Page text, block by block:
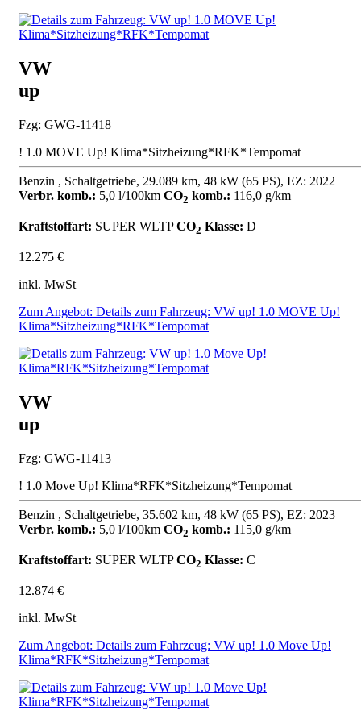
VW
up
Fzg: GWG-11418
! 1.0 MOVE Up! Klima*Sitzheizung*RFK*Tempomat
Benzin , Schaltgetriebe, 29.089 km, 48 kW (65 PS), EZ: 2022
Verbr. komb.: 5,0 l/100km CO2 komb.: 116,0 g/km
Kraftstoffart: SUPER WLTPCO2 Klasse: D
12.275 €
inkl. MwSt
Zum Angebot: Details zum Fahrzeug: VW up! 1.0 MOVE Up!
Klima*Sitzheizung*RFK*Tempomat
VW
up
Fzg: GWG-11413
! 1.0 Move Up! Klima*RFK*Sitzheizung*Tempomat
Benzin , Schaltgetriebe, 35.602 km, 48 kW (65 PS), EZ: 2023
Verbr. komb.: 5,0 l/100km CO2 komb.: 115,0 g/km
Kraftstoffart: SUPER WLTPCO2 Klasse: C
12.874 €
inkl. MwSt
Zum Angebot: Details zum Fahrzeug: VW up! 1.0 Move Up!
Klima*RFK*Sitzheizung*Tempomat